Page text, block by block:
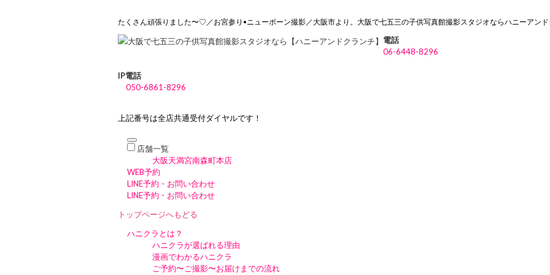
たくさん頑張りました〜♡／お宮参り•ニューボーン撮影／大阪市より。大阪で七五三の子供写真館撮影スタジオならハニーアン
電話
06-6448-8296
IP電話
050-6861-8296
上記番号は全店共通受付ダイヤルです！
店舗一覧
大阪天満宮南森町本店
WEB予約
LINE予約・お問い合わせ
LINE予約・お問い合わせ
トップページへもどる
ハニクラとは？
ハニクラが選ばれる理由
漫画でわかるハニクラ
ご予約〜ご撮影〜お届けまでの流れ